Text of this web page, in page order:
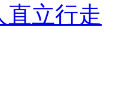
直立行走